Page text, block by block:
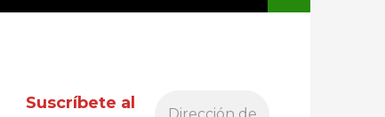
Suscríbete al